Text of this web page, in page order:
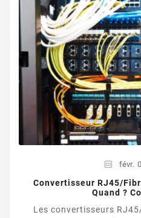
févr.
Convertisseur RJ45/
Quand ?
Les convertisseurs